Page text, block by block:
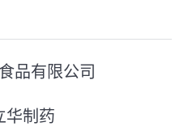
上
一
篇
品有限公司
下
华制药